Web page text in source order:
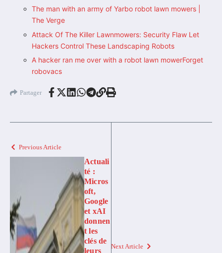
The man with an army of Yarbo robot lawn mowers |
The Verge
Attack Of The Killer Lawnmowers: Security Flaw Let
Hackers Control These Landscaping Robots
A hacker ran me over with a robot lawn mower Forget
robovacs
Partager
Previous Article
Actuali
té :
Micros
oft,
Google
et xAI
donnen
t les
clés de
leurs
Next Article